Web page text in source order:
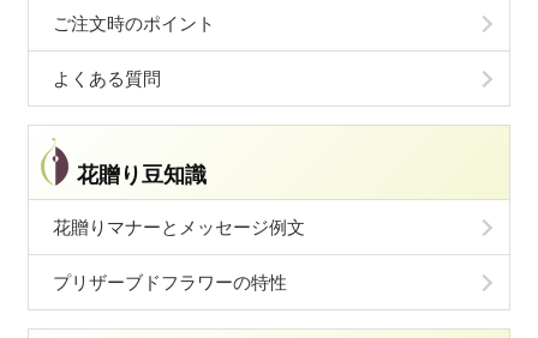
ご注文時のポイント
よくある質問
花贈り豆知識
花贈りマナーとメッセージ例文
プリザーブドフラワーの特性